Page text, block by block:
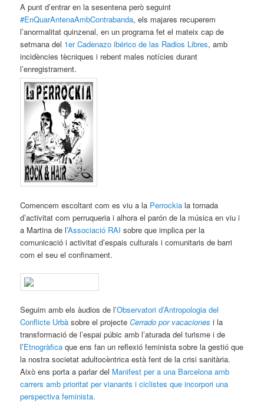
A punt d’entrar en la sesentena però seguint
#EnQuarAntenaAmbContrabanda, els majares recuperem
l’anormalitat quinzenal, en un programa fet el mateix cap de
setmana del 1er Cadenazo ibérico de las Radios Libres, amb
incidències tècniques i rebent males notícies durant
l’enregistrament.
Comencem escoltant com es viu a la Perrockia la tornada
d’activitat com perruqueria i alhora el parón de la música en viu i
a Martina de l’Associació RAI sobre que implica per la
comunicació i activitat d’espais culturals i comunitaris de barri
com el seu el confinament.
Seguim amb els àudios de l’Observatori d’Antropologia del
Conflicte Urbà sobre el projecteCerrado por vacaciones i la
transformació de l’espai púbic amb l’aturada del turisme i de
l’Etnogràfica que ens fan un reflexió feminista sobre la gestió que
la nostra societat adultocèntrica està fent de la crisi sanitària.
Això ens porta a parlar del Manifest per a una Barcelona amb
carrers amb prioritat per vianants i ciclistes que incorpori una
perspectiva feminista.